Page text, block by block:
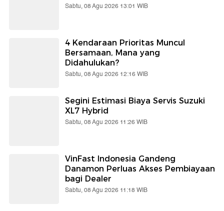
Sabtu, 08 Agu 2026 13:01 WIB
4 Kendaraan Prioritas Muncul
Bersamaan, Mana yang
Didahulukan?
Sabtu, 08 Agu 2026 12:16 WIB
Segini Estimasi Biaya Servis Suzuki
XL7 Hybrid
Sabtu, 08 Agu 2026 11:26 WIB
VinFast Indonesia Gandeng
Danamon Perluas Akses Pembiayaan
bagi Dealer
Sabtu, 08 Agu 2026 11:18 WIB